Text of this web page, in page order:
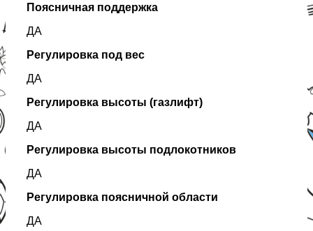
Поясничная поддержка
ДА
Регулировка под вес
ДА
Регулировка высоты (газлифт)
ДА
Регулировка высоты подлокотников
ДА
Регулировка поясничной области
ДА